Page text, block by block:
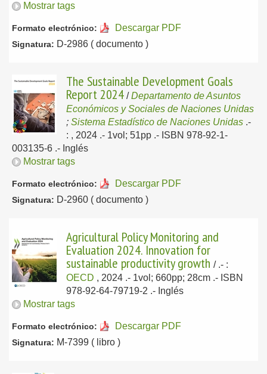
Mostrar tags
Formato electrónico: Descargar PDF
Signatura: D-2986 ( documento )
The Sustainable Development Goals
Report 2024 /Departamento de Asuntos
Económicos y Sociales de Naciones Unidas
; Sistema Estadístico de Naciones Unidas .-
: , 2024 .- 1vol; 51pp .- ISBN 978-92-1-
003135-6 .- Inglés
Mostrar tags
Formato electrónico: Descargar PDF
Signatura: D-2960 ( documento )
Agricultural Policy Monitoring and
Evaluation 2024. Innovation for
sustainable productivity growth / .- :
OECD , 2024 .- 1vol; 660pp; 28cm .- ISBN
978-92-64-79719-2 .- Inglés
Mostrar tags
Formato electrónico: Descargar PDF
Signatura: M-7399 ( libro )